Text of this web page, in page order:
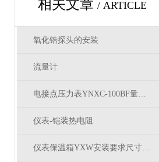
相关文章 / ARTICLE
氧化锆探头的安装
流量计
电接点压力表YNXC-100BF量程多少
仪表-铠装热电阻
仪表保温箱YXW安装要求尺寸有哪些？